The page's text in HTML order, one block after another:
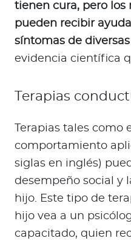
tienen cura, pero los
pueden recibir
síntomas de
evidencia científica
Terapias
Terapias tales como
comportamiento
siglas en inglés)
desempeño social y
hijo. Este tipo de
hijo vea a un
capacitado, quien